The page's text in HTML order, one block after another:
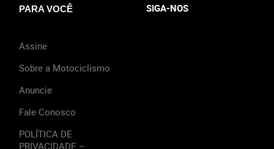
PARA VOCÊ
Assine
Sobre a Motociclismo
Anuncie
Fale Conosco
POLÍTICA DE
PRIVACIDADE –
SIGA-NOS